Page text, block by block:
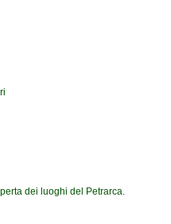
dei luoghi del Petrarca.